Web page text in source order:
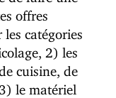
offres
catégories
2) les
cuisine, de
le matériel